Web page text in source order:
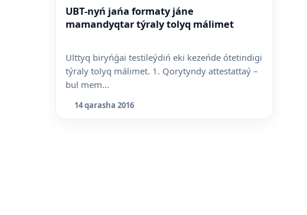
UBT-nyń jańa formaty jáne
mamandyqtar týraly tolyq málimet
Ulttyq biryńǵai testileýdiń eki kezeńde ótetindigi
týraly tolyq málimet. 1. Qorytyndy attestattaý –
bul mem...
14 qarasha 2016